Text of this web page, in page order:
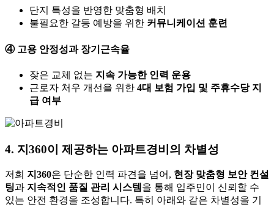
단지 특성을 반영한 맞춤형 배치
불필요한 갈등 예방을 위한 커뮤니케이션 훈련
④ 고용 안정성과 장기근속율
잦은 교체 없는 지속 가능한 인력 운용
근로자 처우 개선을 위한 4대 보험 가입 및 주휴수당 지
급 여부
4. 지360이 제공하는 아파트경비의 차별성
저희 지360은 단순한 인력 파견을 넘어, 현장 맞춤형 보안 컨설
팅과 지속적인 품질 관리 시스템 을 통해 입주민이 신뢰할 수
있는 안전 환경을 조성합니다. 특히 아래와 같은 차별성을 기